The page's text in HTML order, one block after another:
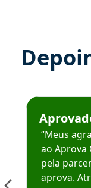
Estudante José
“Meus
ao Aprova
pela
aprova.